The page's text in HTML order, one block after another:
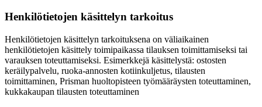
Henkilötietojen käsittelyn tarkoitus
Henkilötietojen käsittelyn tarkoituksena on väliaikainen
henkilötietojen käsittely toimipaikassa tilauksen toimittamiseksi tai
varauksen toteuttamiseksi. Esimerkkejä käsittelystä: ostosten
keräilypalvelu, ruoka-annosten kotiinkuljetus, tilausten
toimittaminen, Prisman huoltopisteen työmääräysten toteuttaminen,
kukkakaupan tilausten toteuttaminen